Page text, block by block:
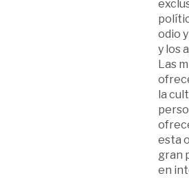
odio
y los
Las
la
esta
gran
en